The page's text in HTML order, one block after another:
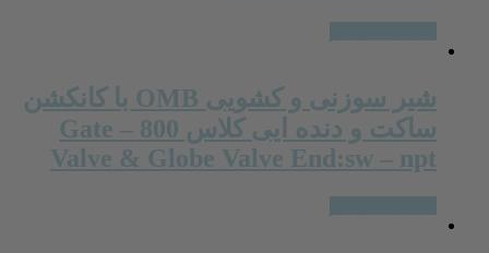
شیر سوزنی و کشویی OMB با کانکشن
ساکت و دنده ایی کلاس 800 – Gate
Valve & Globe Valve End:sw – npt